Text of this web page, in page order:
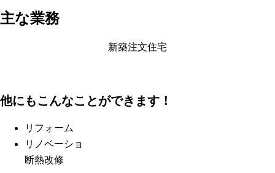
主な業務
新築注文住宅
他にもこんなことができます！
リフォーム
リノベーショ
断熱改修